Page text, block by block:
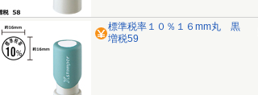
標準税率１０％１６mm丸 黒
増税59